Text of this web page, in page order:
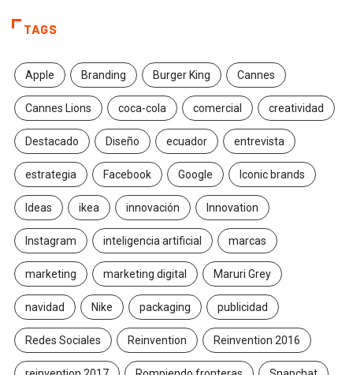
TAGS
Apple Branding Burger King Cannes
Cannes Lions coca-cola comercial creatividad
Destacado Diseño ecuador entrevista
estrategia Facebook Google Iconic brands
Ideas ikea innovación Innovation
Instagram inteligencia artificial marcas
marketing marketing digital Maruri Grey
navidad Nike packaging publicidad
Redes Sociales Reinvention Reinvention 2016